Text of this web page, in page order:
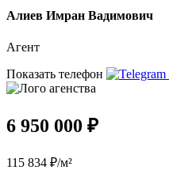
Алиев Имран Вадимович
Агент
Показать телефон
6 950 000 ₽
115 834 ₽/м²